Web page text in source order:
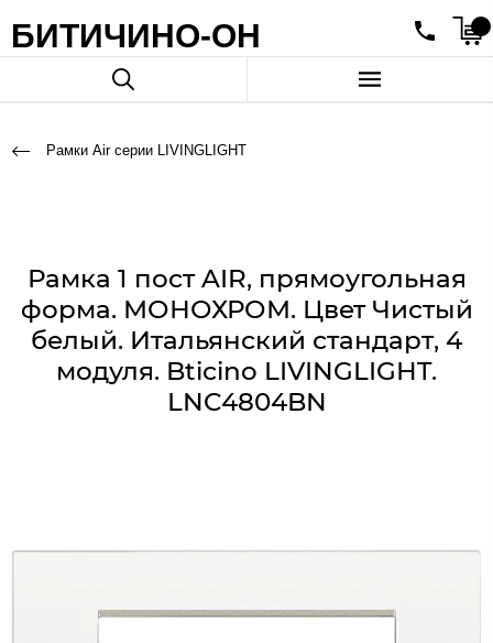
БИТИЧИНО-ОН
Рамки Air серии LIVINGLIGHT
Рамка 1 пост AIR, прямоугольная
форма. МОНОХРОМ. Цвет Чистый
белый. Итальянский стандарт, 4
модуля. Bticino LIVINGLIGHT.
LNC4804BN